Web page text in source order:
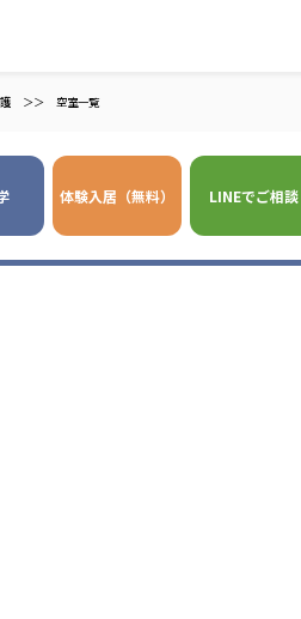
＞＞ 空室一覧
体験入居（無料） LINEでご相談